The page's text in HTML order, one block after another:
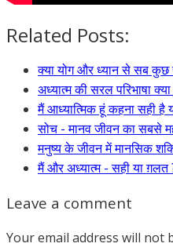
Related Posts:
क्या योग और ध्यान से सब कुछ
अध्यात्म की सरल परिभाषा
मैं आध्यात्मिक हूं कहना सही है
सोच - मानव जीवन का सबसे
मनुष्य के जीवन में मानसिक
मैं और अध्यात्म - सही या ग़लत
Leave a comment
Your email address will not